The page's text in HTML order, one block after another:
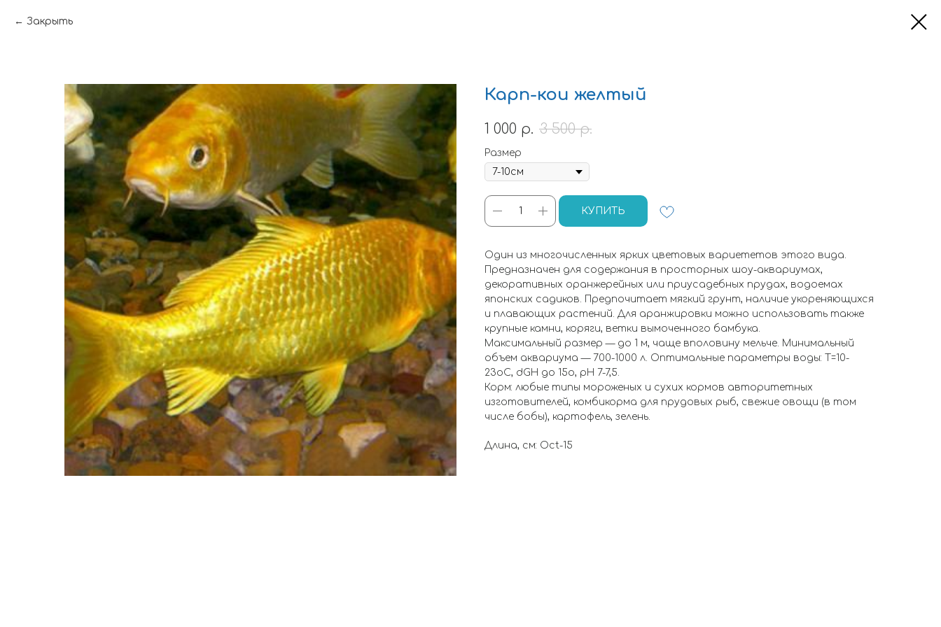
Закрыть
Карп-кои желтый
1 000 р. 3 500 р.
Размер
КУПИТЬ
Один из многочисленных ярких цветовых вариететов этого вида.
Предназначен для содержания в просторных шоу-аквариумах,
декоративных оранжерейных или приусадебных прудах, водоемах
японских садиков. Предпочитает мягкий грунт, наличие укореняющихся
и плавающих растений. Для аранжировки можно использовать также
крупные камни, коряги, ветки вымоченного бамбука.
Максимальный размер — до 1 м, чаще вполовину мельче. Минимальный
объем аквариума — 700-1000 л. Оптимальные параметры воды: Т=10-
23оС, dGH до 15о, рН 7-7,5.
Корм: любые типы мороженых и сухих кормов авторитетных
изготовителей, комбикорма для прудовых рыб, свежие овощи (в том
числе бобы), картофель, зелень.
Длина, см: Oct-15